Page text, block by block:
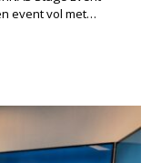
event vol met…